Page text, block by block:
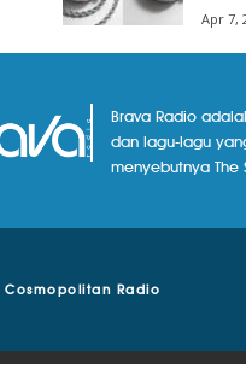
Apr 7,
Brava Radio
dan lagu-lagu
menyebutnya The
Cosmopolitan Radio